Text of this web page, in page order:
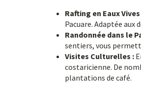
Rafting en Eaux Vives
Pacuare. Adaptée
Randonnée dans le
sentiers, vous
Visites Culturelles :
costaricienne. De
plantations de café.